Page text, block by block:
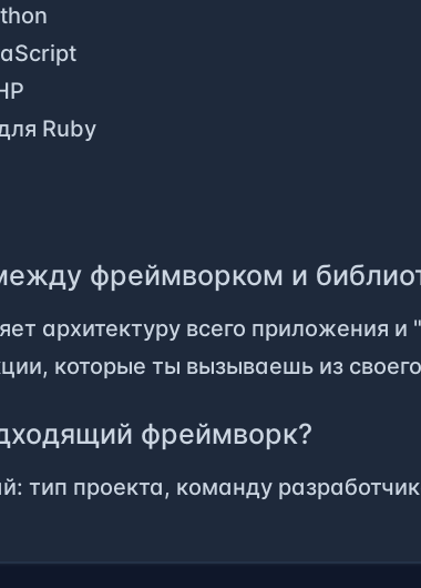
Ruby
фреймворком и
архитектуру всего приложения и
которые ты вызываешь из
фреймворк?
тип проекта, команду